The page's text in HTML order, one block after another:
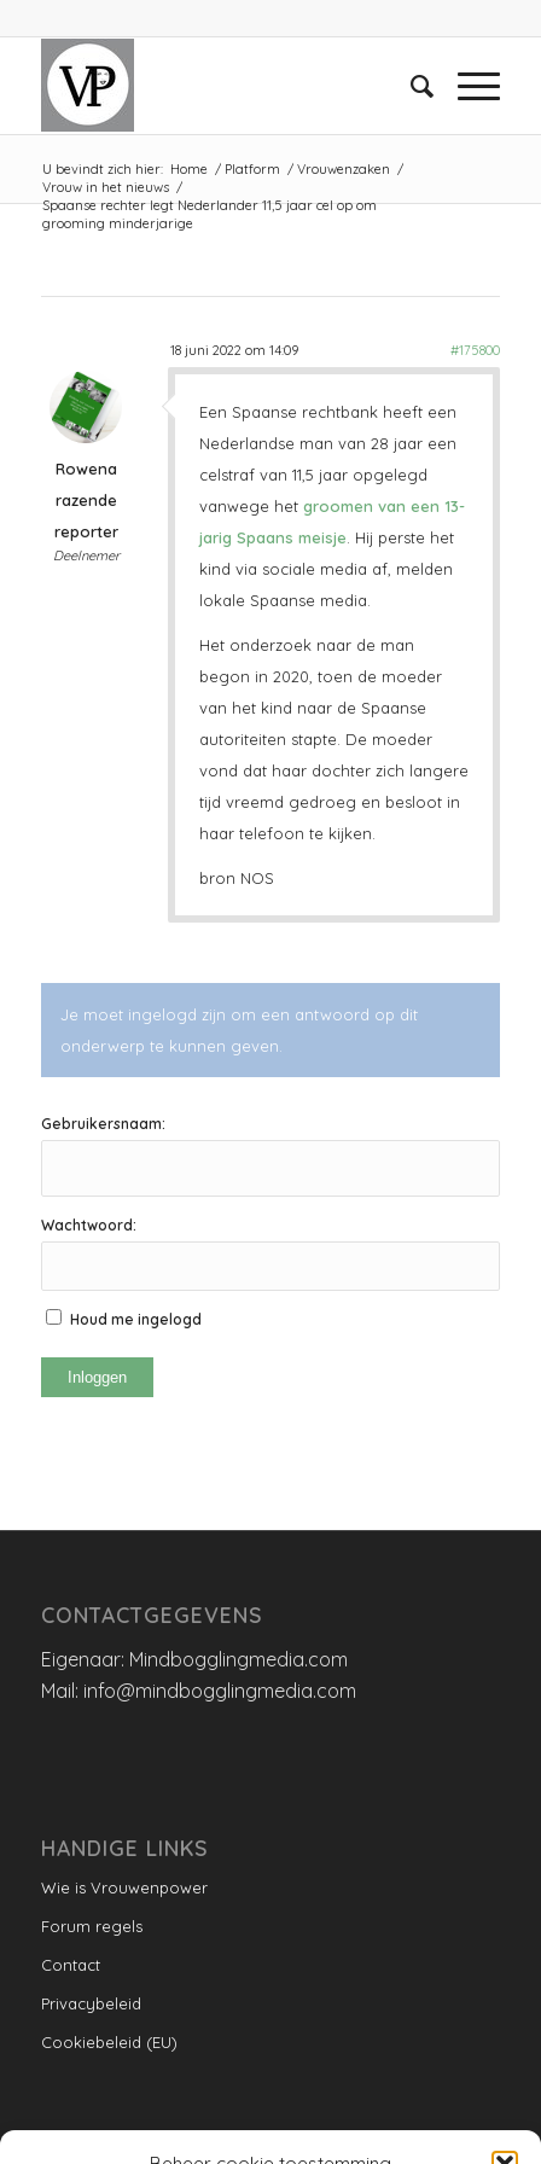
U bevindt zich hier: Home / Platform / Vrouwenzaken /
Vrouw in het nieuws /
Spaanse rechter legt Nederlander 11,5 jaar cel op om
grooming minderjarige
18 juni 2022 om 14:09 #175800
Rowena
razende
reporter
Deelnemer
Een Spaanse rechtbank heeft een
Nederlandse man van 28 jaar een
celstraf van 11,5 jaar opgelegd
vanwege het groomen van een 13-
jarig Spaans meisje . Hij perste het
kind via sociale media af, melden
lokale Spaanse media.
Het onderzoek naar de man
begon in 2020, toen de moeder
van het kind naar de Spaanse
autoriteiten stapte. De moeder
vond dat haar dochter zich langere
tijd vreemd gedroeg en besloot in
haar telefoon te kijken.
bron NOS
Je moet ingelogd zijn om een antwoord op dit
onderwerp te kunnen geven.
Gebruikersnaam:
Wachtwoord:
Houd me ingelogd
Inloggen
CONTACTGEGEVENS
Eigenaar: Mindbogglingmedia.com
Mail: info@mindbogglingmedia.com
HANDIGE LINKS
Wie is Vrouwenpower
Forum regels
Contact
Privacybeleid
Cookiebeleid (EU)